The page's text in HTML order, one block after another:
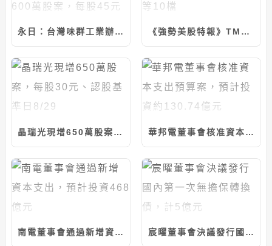
永日：台灣味群工業辦理115年第一次現增600萬股案，每股45元 《強勢美股特報》TMUS,MSI,PH,FOXA等10檔
晶瑞光現增650萬股案，每股30元、認股基準日8/29 華邦電董事會核准資本支出預算案，預計投資約130.74億元
南電董事會通過新增資本支出，預計投資468億元 宸曜董事會決議發行國內第一次無擔保轉換債，計5億元